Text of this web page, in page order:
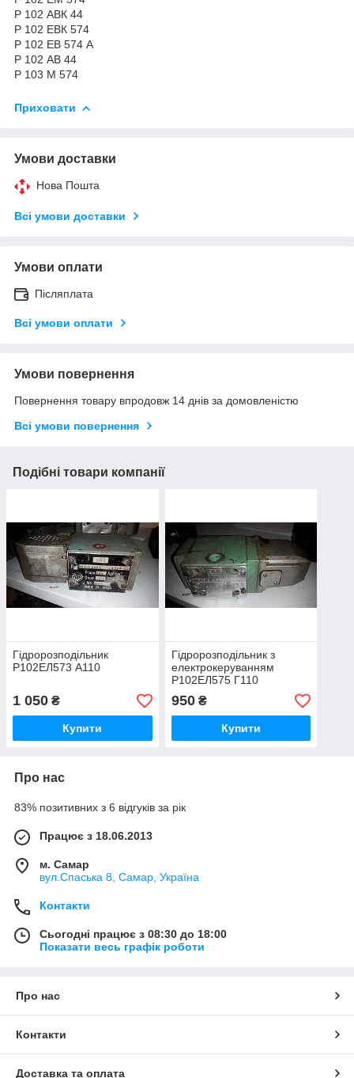
Р 102 АВК 44
Р 102 ЕВК 574
Р 102 ЕВ 574 А
Р 102 АВ 44
Р 103 М 574
Приховати
Умови доставки
Нова Пошта
Всі умови доставки
Умови оплати
Післяплата
Всі умови оплати
Умови повернення
Повернення товару впродовж 14 днів за домовленістю
Всі умови повернення
Подібні товари компанії
Гідророзподільник
Р102ЕЛ573 А110
1 050 ₴
Купити
Гідророзподільник з
електрокеруванням
Р102ЕЛ575 Г110
950₴
Купити
Про нас
83% позитивних з 6 відгуків за рік
Працює з 18.06.2013
м. Самар
вул.Спаська 8, Самар, Україна
Контакти
Сьогодні працює з 08:30 до 18:00
Показати весь графік роботи
Про нас
Контакти
Доставка та оплата